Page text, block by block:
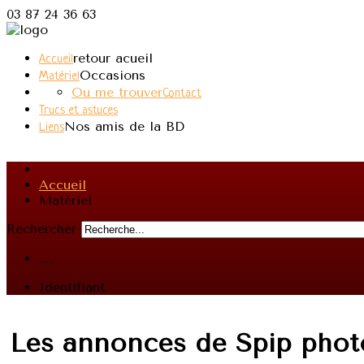
03 87 24 36 63
Accueilretour acueil
MatérielOccasions
Contact
Ou me trouver
Trucs et astuces
LiensNos amis de la BD
Accueil
Matériel
Rechercher
.....
Identifiant
Les annonces de Spip